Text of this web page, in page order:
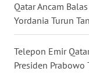
Qatar Ancam
Yordania Turun
Telepon Emir
Presiden Prabowo
JOGJA
WN
JATIM